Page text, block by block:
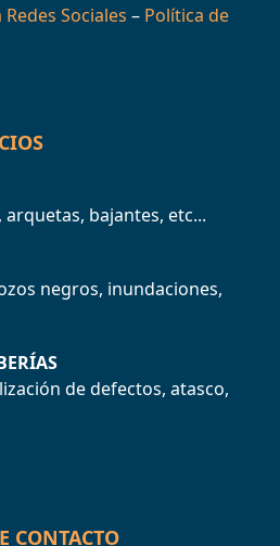
Sociales – Política de
bajantes, etc...
negros, inundaciones,
de defectos, atasco,
CONTACTO